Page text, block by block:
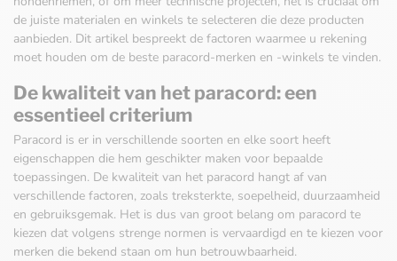
de juiste materialen en winkels te selecteren die deze producten
aanbieden. Dit artikel bespreekt de factoren waarmee u rekening
moet houden om de beste paracord-merken en -winkels te vinden.
De kwaliteit van het paracord: een
essentieel criterium
Paracord is er in verschillende soorten en elke soort heeft
eigenschappen die hem geschikter maken voor bepaalde
toepassingen. De kwaliteit van het paracord hangt af van
verschillende factoren, zoals treksterkte, soepelheid, duurzaamheid
en gebruiksgemak. Het is dus van groot belang om paracord te
kiezen dat volgens strenge normen is vervaardigd en te kiezen voor
merken die bekend staan om hun betrouwbaarheid.